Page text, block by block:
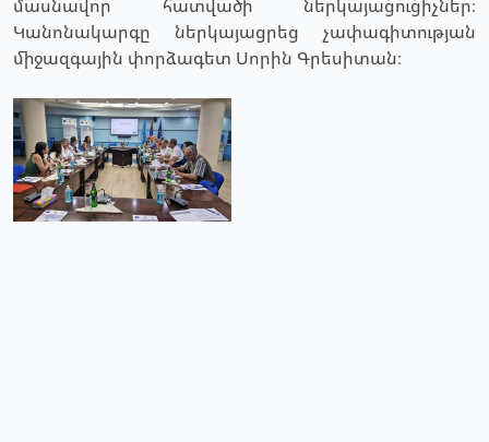
մասնավոր հատվածի ներկայացուցիչներ։
Կանոնակարգը ներկայացրեց չափագիտության
միջազգային փորձագետ Սորին Գրեսիտան։